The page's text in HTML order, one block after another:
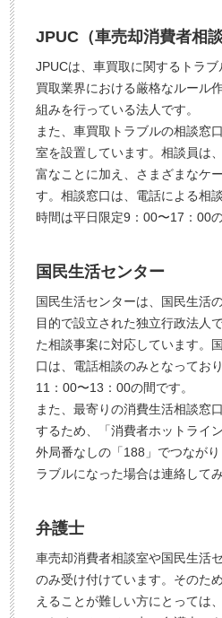
JPUC（車売却消費者相談
JPUCは、車買取に関するトラ
買取業界における厳格なルール
組みを行っている法人です。
また、車買取トラブルの相談窓
室を設置しています。相談員は
富なことに加え、さまざまなケ
す。相談窓口は、電話による相
時間は平日限定9：00〜17：00の
国民生活センター
国民生活センターは、国民生活
目的で設立された独立行政法人
た相談事案に対応しています。
口は、電話相談のみとなってお
11：00〜13：00の間です。
また、最寄りの消費生活相談窓
するため、「消費者ホットライ
外局番なしの「188」でつなが
ラブルになった場合は連絡して
弁護士
車売却消費者相談室や国民生活
のみ受け付けています。そのた
えることが難しい方にとっては